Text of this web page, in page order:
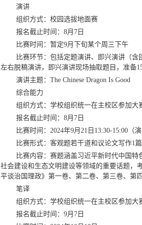
演讲
组织方式： 校园选拔地面赛
报名截止时间： 8月 7 日
比赛时间： 暂定9月下旬某个周三下午
比赛环节： 包括定题演讲、即兴演讲（含
左右脱稿演讲，即兴演讲现场抽取题目，准备
演讲主题： The Chinese Dragon Is Good
综合能力
组织方式： 学校组织统一在主校区参加大
报名截止时间： 8月 7 日
比赛时间： 2024年9月 21 日 13:30-15:00 （
比赛形式： 客观题若干道和议论文写作1
比赛内容： 赛题涵盖习近平新时代中国特
社会建设和生态文明建设等领域的重要话题，
平谈治国理政》第一卷、第二卷、第三卷、第
笔译
组织方式： 学校组织统一在主校区参加大
报名截止时间： 9月 7 日